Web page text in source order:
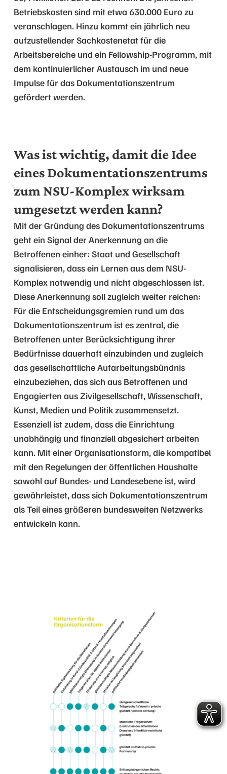
Betriebskosten sind mit etwa 630.000 Euro zu
veranschlagen. Hinzu kommt ein jährlich neu
aufzustellender Sachkostenetat für die
Arbeitsbereiche und ein Fellowship-Programm, mit
dem kontinuierlicher Austausch im und neue
Impulse für das Dokumentationszentrum
gefördert werden.
Was ist wichtig, damit die Idee
eines Dokumentationszentrums
zum NSU-Komplex wirksam
umgesetzt werden kann?
Mit der Gründung des Dokumentationszentrums
geht ein Signal der Anerkennung an die
Betroffenen einher: Staat und Gesellschaft
signalisieren, dass ein Lernen aus dem NSU-
Komplex notwendig und nicht abgeschlossen ist.
Diese Anerkennung soll zugleich weiter reichen:
Für die Entscheidungsgremien rund um das
Dokumentationszentrum ist es zentral, die
Betroffenen unter Berücksichtigung ihrer
Bedürfnisse dauerhaft einzubinden und zugleich
das gesellschaftliche Aufarbeitungsbündnis
einzubeziehen, das sich aus Betroffenen und
Engagierten aus Zivilgesellschaft, Wissenschaft,
Kunst, Medien und Politik zusammensetzt.
Essenziell ist zudem, dass die Einrichtung
unabhängig und finanziell abgesichert arbeiten
kann. Mit einer Organisationsform, die kompatibel
mit den Regelungen der öffentlichen Haushalte
sowohl auf Bundes- und Landesebene ist, wird
gewährleistet, dass sich Dokumentationszentrum
als Teil eines größeren bundesweiten Netzwerks
entwickeln kann.